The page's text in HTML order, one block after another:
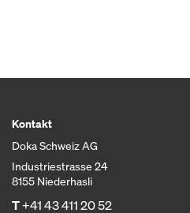
Kontakt
Doka Schweiz AG
Industriestrasse 24
8155 Niederhasli
T+41 43 411 20 52